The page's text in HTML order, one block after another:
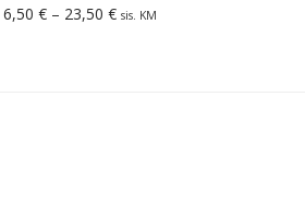
€ – 23,50€Hinnavahemik: 16,50 € kuni
sis. KM